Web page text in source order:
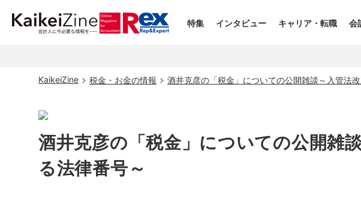
特集 インタビュー キャリア・転職 会
KaikeiZine 税金・お金の情報 酒井克彦の「税金」についての公開雑談～入管法
酒井克彦の「税金」についての公開雑
る法律番号～